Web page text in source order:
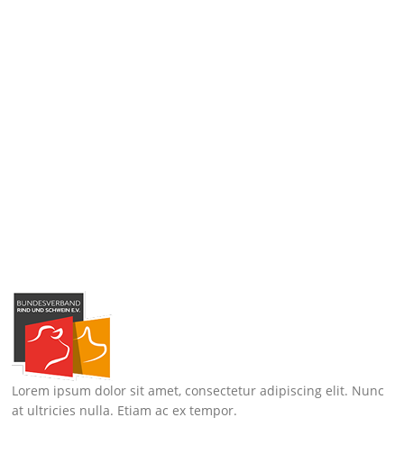
Lorem ipsum dolor sit amet, consectetur adipiscing elit. Nunc
at ultricies nulla. Etiam ac ex tempor.